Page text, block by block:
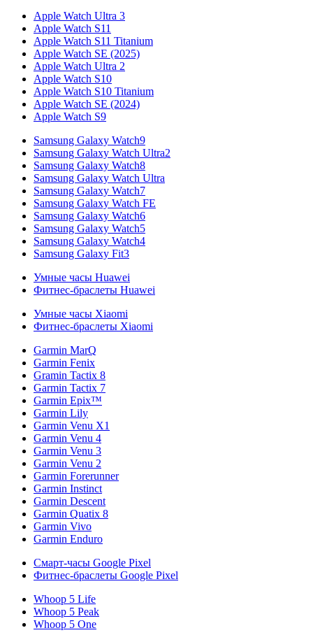
Apple Watch Ultra 3
Apple Watch S11
Apple Watch S11 Titanium
Apple Watch SE (2025)
Apple Watch Ultra 2
Apple Watch S10
Apple Watch S10 Titanium
Apple Watch SE (2024)
Apple Watch S9
Samsung Galaxy Watch9
Samsung Galaxy Watch Ultra2
Samsung Galaxy Watch8
Samsung Galaxy Watch Ultra
Samsung Galaxy Watch7
Samsung Galaxy Watch FE
Samsung Galaxy Watch6
Samsung Galaxy Watch5
Samsung Galaxy Watch4
Samsung Galaxy Fit3
Умные часы Huawei
Фитнес-браслеты Huawei
Умные часы Xiaomi
Фитнес-браслеты Xiaomi
Garmin MarQ
Garmin Fenix
Gramin Tactix 8
Garmin Tactix 7
Garmin Epix™
Garmin Lily
Garmin Venu X1
Garmin Venu 4
Garmin Venu 3
Garmin Venu 2
Garmin Forerunner
Garmin Instinct
Garmin Descent
Garmin Quatix 8
Garmin Vivo
Garmin Enduro
Смарт-часы Google Pixel
Фитнес-браслеты Google Pixel
Whoop 5 Life
Whoop 5 Peak
Whoop 5 One